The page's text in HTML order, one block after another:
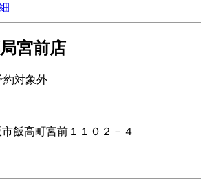
宮前店
約対象外
飯高町宮前１１０２－４